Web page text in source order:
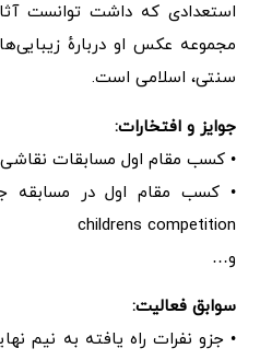
استعدادی که داشت توانست
مجموعه عکس او دربارهٔ
سنتی، اسلامی است.
جوایز و افتخارات:
• کسب مقام اول مسابقات
childrens competition
و…
سوابق فعالیت: